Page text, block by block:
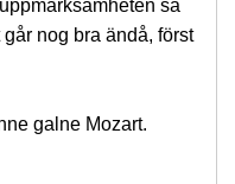
så
nog bra ändå, först
galne Mozart.